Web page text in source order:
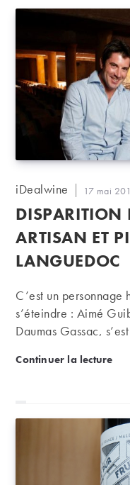
Auteur/autrice
la
publication :
iDealwine
Publication
publiée :
17 mai
DISPARITION
ARTISAN ET
LANGUEDOC
C’est un personnage
s’éteindre : Aimé
Daumas Gassac,
terroirs languedociens.
Continuer la lecture